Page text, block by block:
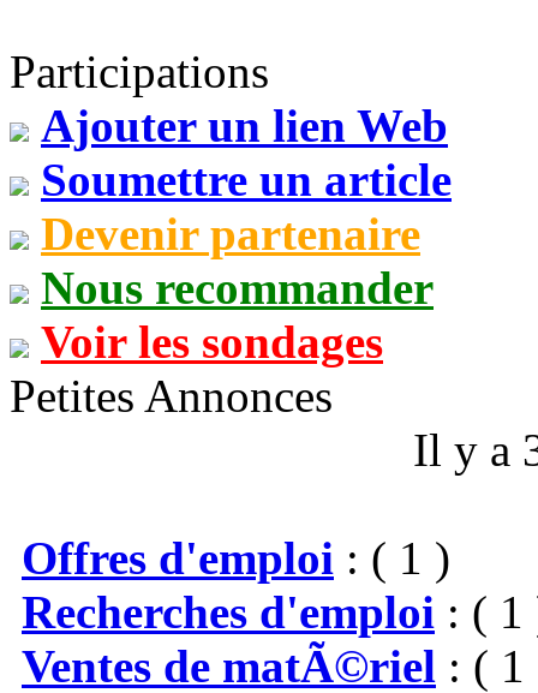
Participations
Ajouter un lien Web
Soumettre un article
Devenir partenaire
Nous recommander
Voir les sondages
Petites Annonces
Il y a
Offres d'emploi : ( 1 )
Recherches d'emploi : ( 1
Ventes de matÃ©riel : ( 1